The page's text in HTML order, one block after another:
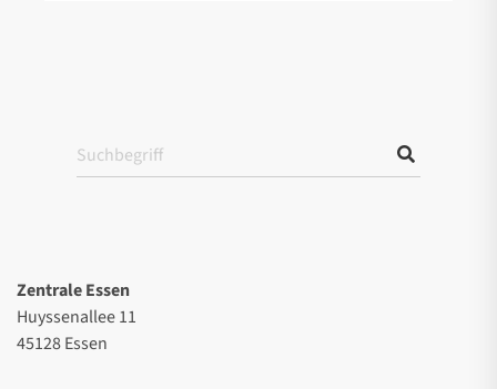
Zentrale Essen
Huyssenallee 11
45128 Essen